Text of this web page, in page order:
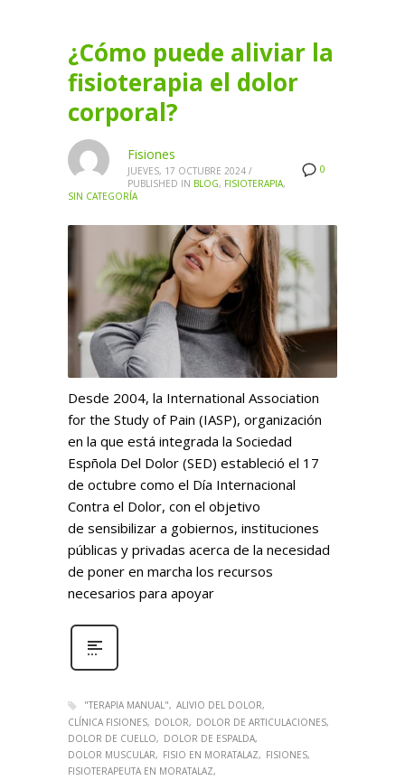
¿Cómo puede aliviar la
fisioterapia el dolor
corporal?
0
Fisiones
JUEVES, 17 OCTUBRE 2024 /
PUBLISHED IN BLOG, FISIOTERAPIA,
SIN CATEGORÍA
Desde 2004, la International Association
for the Study of Pain (IASP), organización
en la que está integrada la Sociedad
Espñola Del Dolor (SED) estableció el 17
de octubre como el Día Internacional
Contra el Dolor, con el objetivo
de sensibilizar a gobiernos, instituciones
públicas y privadas acerca de la necesidad
de poner en marcha los recursos
necesarios para apoyar
"TERAPIA MANUAL"
ALIVIO DEL DOLOR
CLÍNICA FISIONES
DOLOR
DOLOR DE ARTICULACIONES
DOLOR DE CUELLO
DOLOR DE ESPALDA
DOLOR MUSCULAR
FISIO EN MORATALAZ
FISIONES
FISIOTERAPEUTA EN MORATALAZ